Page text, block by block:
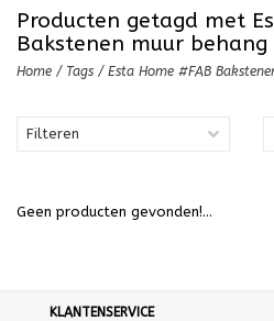
Producten getagd met
Bakstenen muur
Home / Tags / Esta Home #FAB
Filteren
Geen producten gevonden!...
KLANTENSERVICE